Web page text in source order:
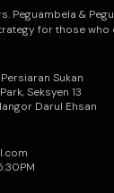
Peguambela &
for those
Persiaran Sukan
Seksyen 13
Darul Ehsan